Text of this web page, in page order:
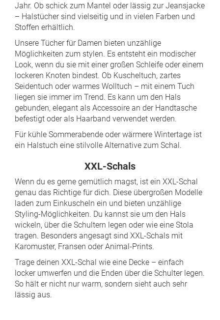
Jahr. Ob schick zum Mantel oder lässig zur Jeansjacke
– Halstücher sind vielseitig und in vielen Farben und
Stoffen erhältlich.
Unsere Tücher für Damen bieten unzählige
Möglichkeiten zum stylen. Es entsteht ein modischer
Look, wenn du sie mit einer großen Schleife oder einem
lockeren Knoten bindest. Ob Kuscheltuch, zartes
Seidentuch oder warmes Wolltuch – mit einem Tuch
liegen sie immer im Trend. Es kann um den Hals
gebunden, elegant als Accessoire an der Handtasche
befestigt oder als Haarband verwendet werden.
Für kühle Sommerabende oder wärmere Wintertage ist
ein Halstuch eine stilvolle Alternative zum Schal.
XXL-Schals
Wenn du es gerne gemütlich magst, ist ein XXL-Schal
genau das Richtige für dich. Diese übergroßen Modelle
laden zum Einkuscheln ein und bieten unzählige
Styling-Möglichkeiten. Du kannst sie um den Hals
wickeln, über die Schultern legen oder wie eine Stola
tragen. Besonders angesagt sind XXL-Schals mit
Karomuster, Fransen oder Animal-Prints.
Trage deinen XXL-Schal wie eine Decke – einfach
locker umwerfen und die Enden über die Schulter legen.
So hält er nicht nur warm, sondern sieht auch sehr
lässig aus.